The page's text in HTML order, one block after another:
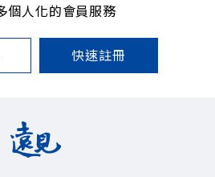
個人化的會員服務
快速註冊